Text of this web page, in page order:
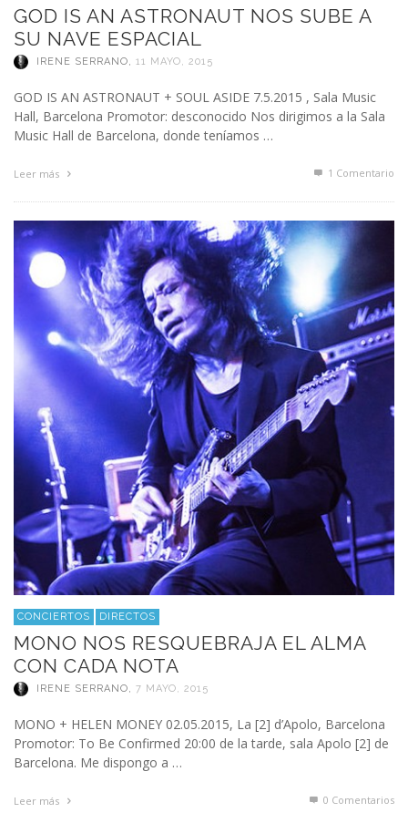
GOD IS AN ASTRONAUT NOS SUBE A
SU NAVE ESPACIAL
IRENE SERRANO, 11 MAYO, 2015
GOD IS AN ASTRONAUT + SOUL ASIDE 7.5.2015 , Sala Music
Hall, Barcelona Promotor: desconocido Nos dirigimos a la Sala
Music Hall de Barcelona, donde teníamos …
Leer más 1 Comentario
CONCIERTOS DIRECTOS
MONO NOS RESQUEBRAJA EL ALMA
CON CADA NOTA
IRENE SERRANO, 7 MAYO, 2015
MONO + HELEN MONEY 02.05.2015, La [2] d’Apolo, Barcelona
Promotor: To Be Confirmed 20:00 de la tarde, sala Apolo [2] de
Barcelona. Me dispongo a …
Leer más 0 Comentarios